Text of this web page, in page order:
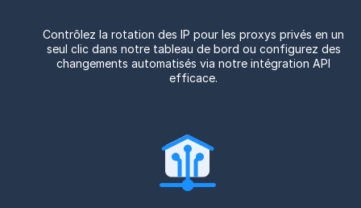
Contrôlez la rotation des IP pour les proxys privés en un
seul clic dans notre tableau de bord ou configurez des
changements automatisés via notre intégration API
efficace.